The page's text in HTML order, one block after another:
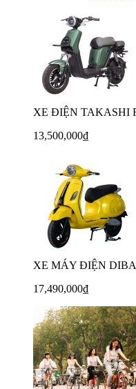
XE ĐIỆN TAKASHI
13,500,000₫
XE MÁY ĐIỆN
17,490,000₫